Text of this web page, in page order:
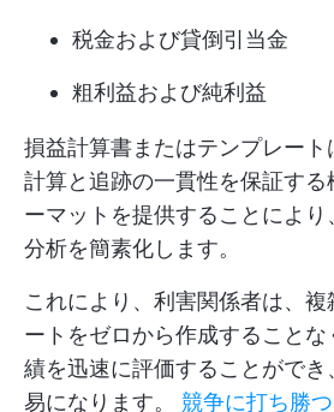
税金および貸倒引当金
粗利益および純利益
損益計算書またはテンプレー
計算と追跡の一貫性を保証する
ーマットを提供することにより
分析を簡素化します。
これにより、利害関係者は、
ートをゼロから作成すること
績を迅速に評価することがで
易になります。 競争に打ち勝つ